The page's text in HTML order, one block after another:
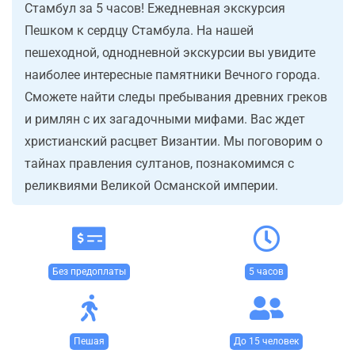
Стамбул за 5 часов! Ежедневная экскурсия
Пешком к сердцу Стамбула. На нашей
пешеходной, однодневной экскурсии вы увидите
наиболее интересные памятники Вечного города.
Сможете найти следы пребывания древних греков
и римлян с их загадочными мифами. Вас ждет
христианский расцвет Византии. Мы поговорим о
тайнах правления султанов, познакомимся с
реликвиями Великой Османской империи.
Без предоплаты 5 часов
Пешая До 15 человек